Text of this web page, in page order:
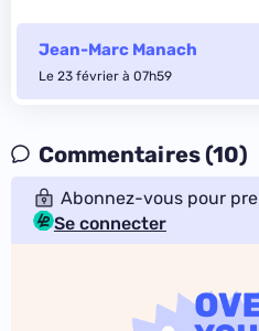
Jean-Marc Manach
Le 23 février à 07h59
Commentaires (10)
Abonnez-vous pour
Se connecter